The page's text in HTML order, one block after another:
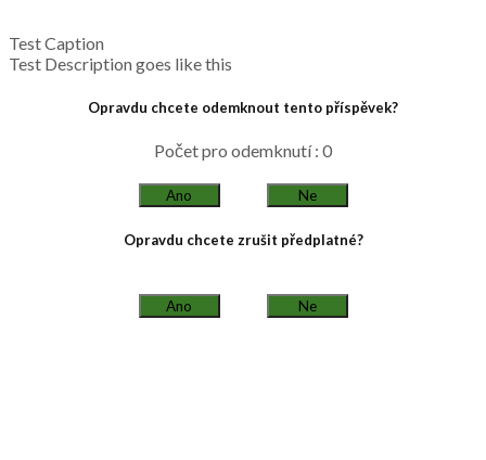
Test Caption
Test Description goes like this
Opravdu chcete odemknout tento příspěvek?
Počet pro odemknutí : 0
Ano Ne
Opravdu chcete zrušit předplatné?
Ano Ne